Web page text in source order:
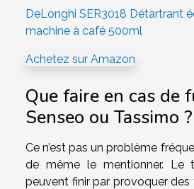
DeLonghi SER3018 Détartrant
machine à café 500ml
Achetez sur Amazon
Que faire en cas de
Senseo ou Tassimo ?
Ce n’est pas un problème
de même le mentionner. Le
peuvent finir par provoquer des